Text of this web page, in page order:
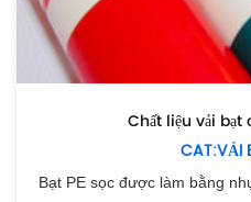
Chất liệu vải bạt
CAT:VẢI
Bạt PE sọc được làm bằng